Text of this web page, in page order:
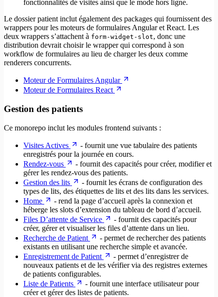
fonctionnalités de visites ainsi que le mode hors ligne.
Le dossier patient inclut également des packages qui fournissent des
wrappers pour les moteurs de formulaires Angular et React. Les
deux wrappers s’attachent à form-widget-slot, donc une
distribution devrait choisir le wrapper qui correspond à son
workflow de formulaires au lieu de charger les deux comme
renderers concurrents.
Moteur de Formulaires Angular
Moteur de Formulaires React
Gestion des patients
Ce monorepo inclut les modules frontend suivants :
Visites Actives
- fournit une vue tabulaire des patients
enregistrés pour la journée en cours.
Rendez-vous
- fournit des capacités pour créer, modifier et
gérer les rendez-vous des patients.
Gestion des lits
- fournit les écrans de configuration des
types de lits, des étiquettes de lits et des lits dans les services.
Home
- rend la page d’accueil après la connexion et
héberge les slots d’extension du tableau de bord d’accueil.
Files D’attente de Service
- fournit des capacités pour
créer, gérer et visualiser les files d’attente dans un lieu.
Recherche de Patient
- permet de rechercher des patients
existants en utilisant une recherche simple et avancée.
Enregistrement de Patient
- permet d’enregistrer de
nouveaux patients et de les vérifier via des registres externes
de patients configurables.
Liste de Patients
- fournit une interface utilisateur pour
créer et gérer des listes de patients.